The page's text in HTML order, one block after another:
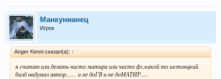
Манкунианец
Игрок
Anger Kenni сказал(а): ↑
я считаю или делать чисто матира или чисто фс,какой то ыстонцкий
билд надумал автор....... и не доГВ и не доМАТИР.....